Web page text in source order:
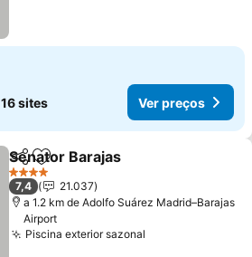
16 sites Ver preços
PartilharAdicionar aos favoritos
Senator Barajas
4 Estrelas
7,4
21.037
a 1.2 km de Adolfo Suárez Madrid–Barajas
Airport
Piscina exterior sazonal